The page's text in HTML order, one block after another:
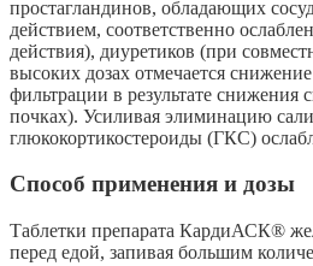
простагландинов, обладающих
действием, соответственно
действия), диуретиков (при
высоких дозах отмечается
фильтрации в результате снижения
почках). Усиливая элиминацию
глюкокортикостероиды (ГКС)
Способ применения и дозы
Таблетки препарата КардиАСК®
перед едой, запивая большим